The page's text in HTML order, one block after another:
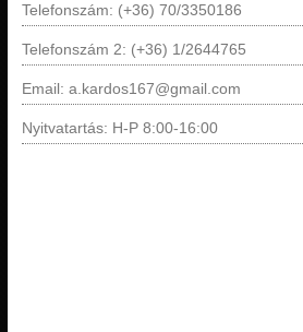
Telefonszám: (+36) 70/3350186
Telefonszám 2: (+36) 1/2644765
Email: a.kardos167@gmail.com
Nyitvatartás: H-P 8:00-16:00